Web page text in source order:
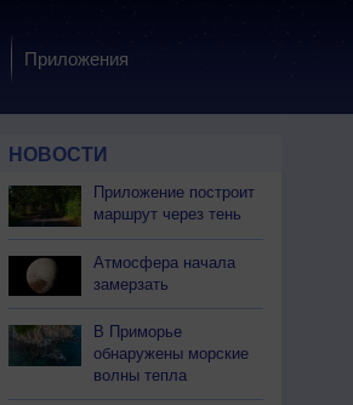
Приложения
НОВОСТИ
Приложение построит
маршрут через тень
Атмосфера начала
замерзать
В Приморье
обнаружены морские
волны тепла